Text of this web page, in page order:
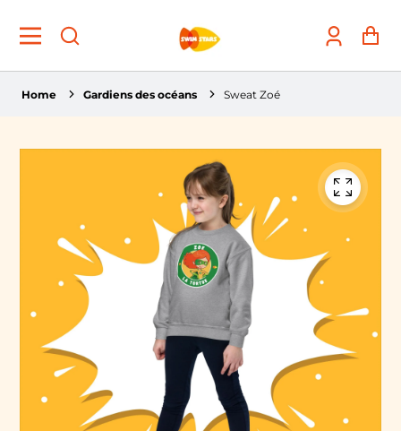
Account
Home Gardiens des océans Sweat Zoé